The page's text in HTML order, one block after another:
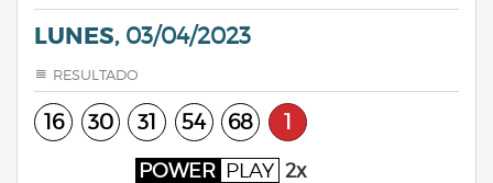
LUNES, 03/04/2023
RESULTADO
16 30 31 54 68 1
POWER PLAY 2x